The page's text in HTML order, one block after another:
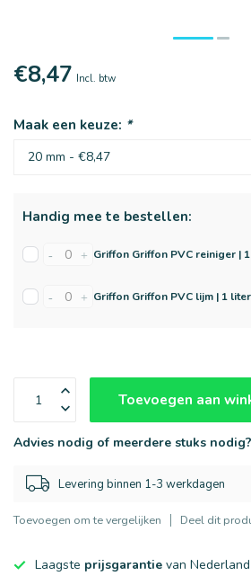
€8,47 Incl. btw
Maak een keuze: *
Handig mee te bestellen:
- + Griffon Griffon PVC reiniger |
- + Griffon Griffon PVC lijm | 1
Toevoegen aan
Advies nodig of meerdere stuks nodig?
Levering binnen 1-3 werkdagen
Toevoegen om te vergelijken Deel dit
Laagste prijsgarantie van Nederland